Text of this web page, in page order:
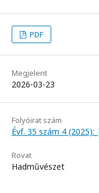
PDF
Megjelent
2026-03-23
Folyóirat szám
Évf. 35 szám 4
Rovat
Hadművészet